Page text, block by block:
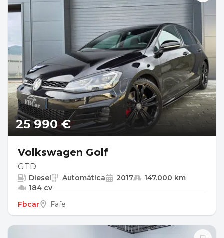
25 990 €
Volkswagen Golf
GTD
Diesel Automática 2017
147.000 km
184 cv
Fbcar
Fafe